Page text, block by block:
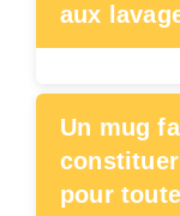
aux
Un mug
pour